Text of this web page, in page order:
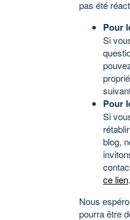
pas été
Pour
Si
Pour
Si
blog,
ce lien.
Nous
pourra être